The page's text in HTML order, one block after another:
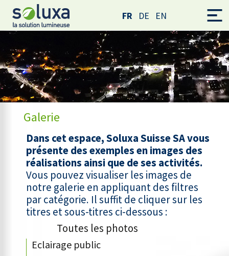
FR DE EN
Galerie
Dans cet espace, Soluxa Suisse SA vous
présente des exemples en images des
réalisations ainsi que de ses activités.
Vous pouvez visualiser les images de
notre galerie en appliquant des filtres
par catégorie. Il suffit de cliquer sur les
titres et sous-titres ci-dessous :
Toutes les photos
Eclairage public